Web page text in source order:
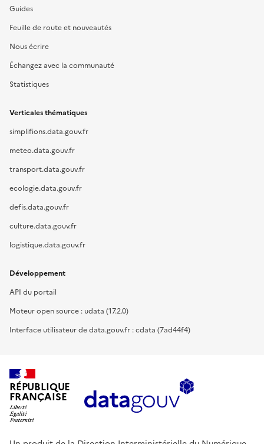
Guides
Feuille de route et nouveautés
Nous écrire
Échangez avec la communauté
Statistiques
Verticales thématiques
simplifions.data.gouv.fr
meteo.data.gouv.fr
transport.data.gouv.fr
ecologie.data.gouv.fr
defis.data.gouv.fr
culture.data.gouv.fr
logistique.data.gouv.fr
Développement
API du portail
Moteur open source : udata (17.2.0)
Interface utilisateur de data.gouv.fr : cdata (7ad44f4)
RÉPUBLIQUE
FRANÇAISE